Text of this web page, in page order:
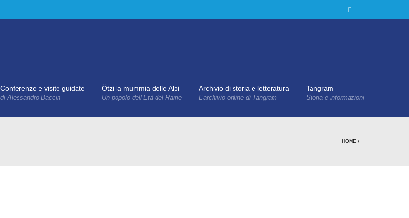
Conferenze e visite guidate
di Alessandro Baccin
Ötzi la mummia delle Alpi
Un popolo dell’Età del Rame
Archivio di storia e letteratura
L’archivio online di Tangram
Tangram
Storia e informazioni
HOME \